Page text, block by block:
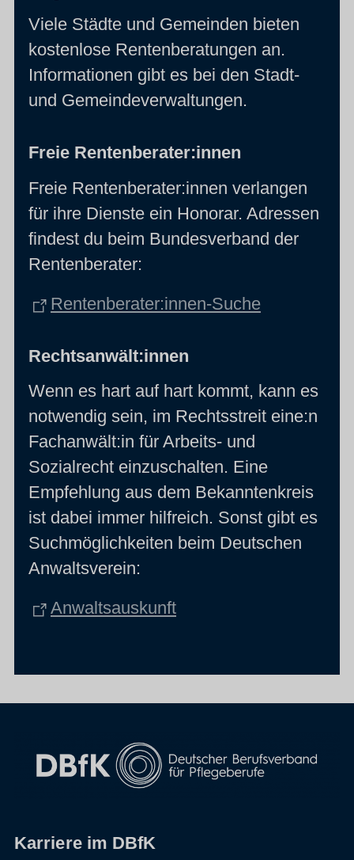
Viele Städte und Gemeinden bieten
kostenlose Rentenberatungen an.
Informationen gibt es bei den Stadt-
und Gemeindeverwaltungen.
Freie Rentenberater:innen
Freie Rentenberater:innen verlangen
für ihre Dienste ein Honorar. Adressen
findest du beim Bundesverband der
Rentenberater:
Rentenberater:innen-Suche
Rechtsanwält:innen
Wenn es hart auf hart kommt, kann es
notwendig sein, im Rechtsstreit eine:n
Fachanwält:in für Arbeits- und
Sozialrecht einzuschalten. Eine
Empfehlung aus dem Bekanntenkreis
ist dabei immer hilfreich. Sonst gibt es
Suchmöglichkeiten beim Deutschen
Anwaltsverein:
Anwaltsauskunft
Karriere im DBfK